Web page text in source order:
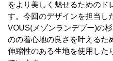
をより美しく魅せるためのド
す。今回のデザインを担当し
VOUS(メゾンランデブー)の
のの着心地の良さを叶えるた
伸縮性のある生地を使用した